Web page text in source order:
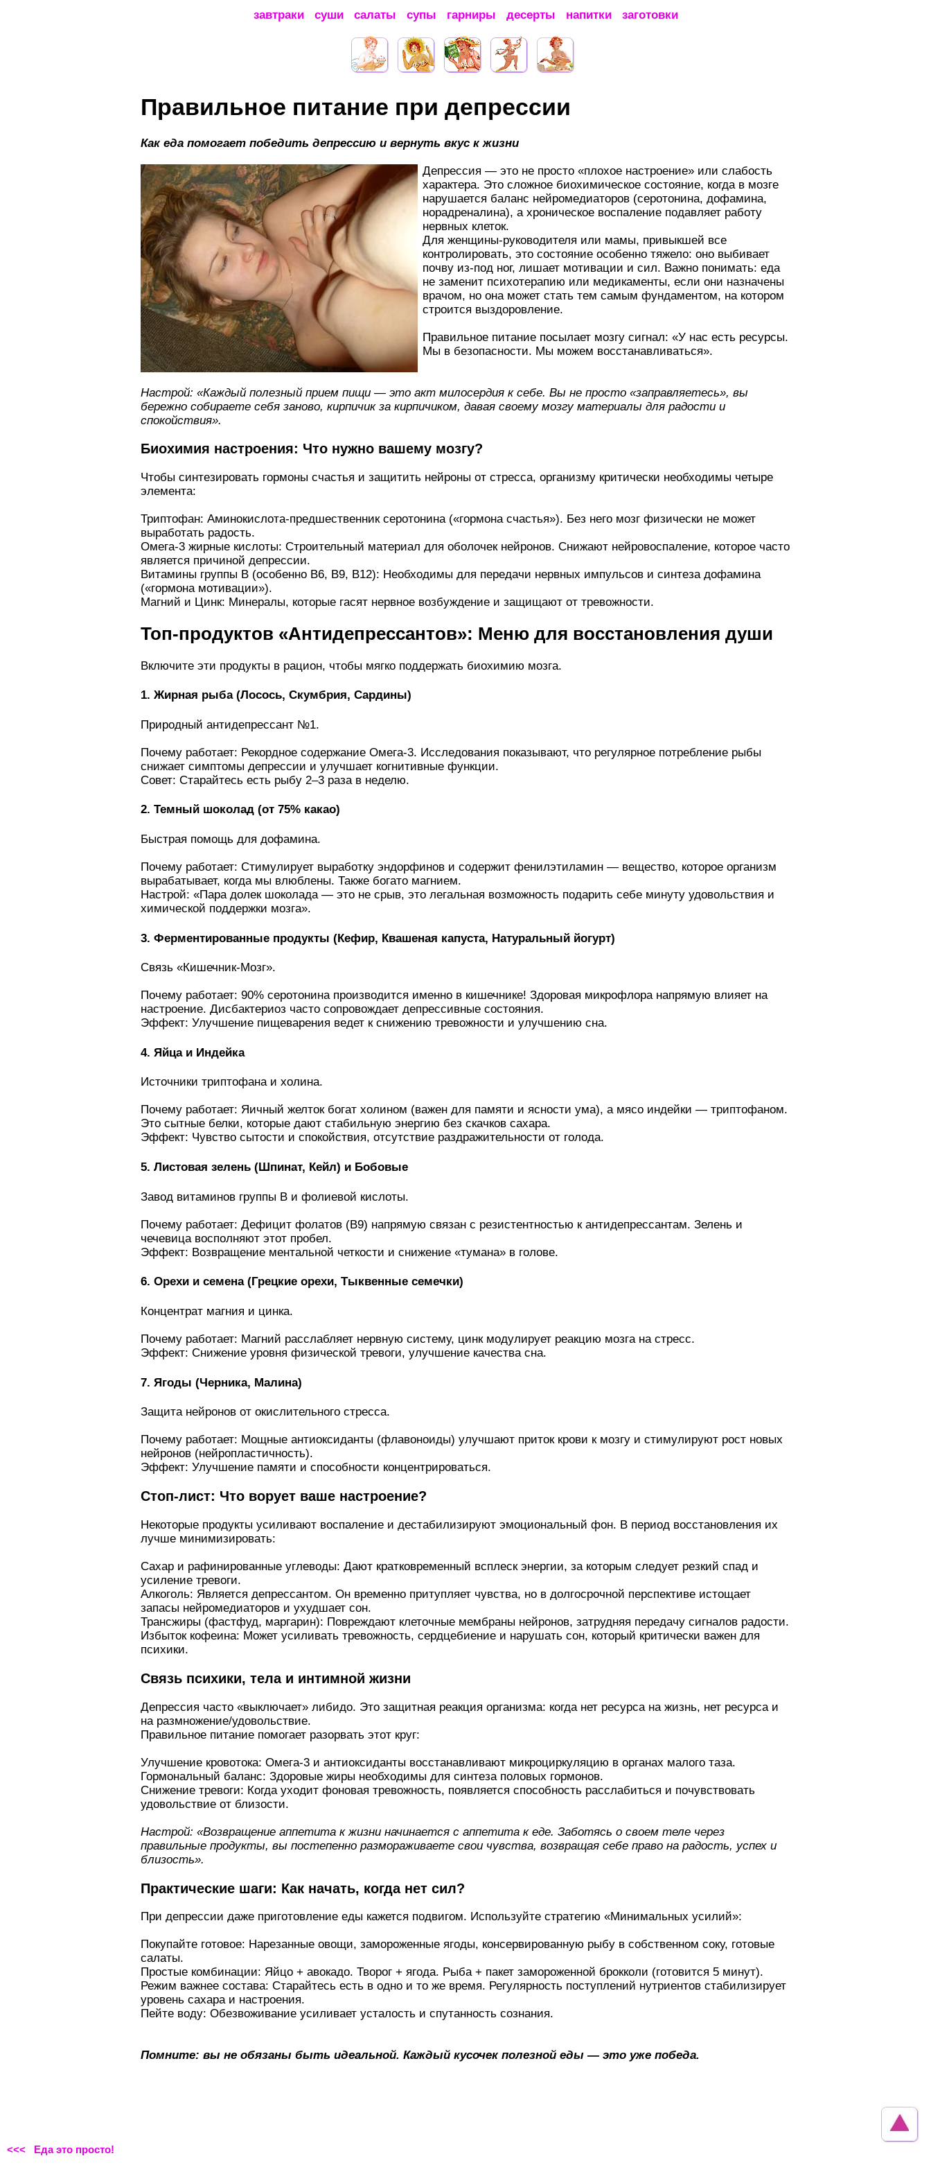
завтраки суши салаты супы гарниры десерты напитки заготовки
Правильное питание при депрессии
Как еда помогает победить депрессию и вернуть вкус к жизни
Депрессия — это не просто «плохое настроение» или слабость
характера. Это сложное биохимическое состояние, когда в мозге
нарушается баланс нейромедиаторов (серотонина, дофамина,
норадреналина), а хроническое воспаление подавляет работу
нервных клеток.
Для женщины-руководителя или мамы, привыкшей все
контролировать, это состояние особенно тяжело: оно выбивает
почву из-под ног, лишает мотивации и сил. Важно понимать: еда
не заменит психотерапию или медикаменты, если они назначены
врачом, но она может стать тем самым фундаментом, на котором
строится выздоровление.
Правильное питание посылает мозгу сигнал: «У нас есть ресурсы.
Мы в безопасности. Мы можем восстанавливаться».
Настрой: «Каждый полезный прием пищи — это акт милосердия к себе. Вы не просто «заправляетесь», вы
бережно собираете себя заново, кирпичик за кирпичиком, давая своему мозгу материалы для радости и
спокойствия».
Биохимия настроения: Что нужно вашему мозгу?
Чтобы синтезировать гормоны счастья и защитить нейроны от стресса, организму критически необходимы четыре
элемента:
Триптофан: Аминокислота-предшественник серотонина («гормона счастья»). Без него мозг физически не может
выработать радость.
Омега-3 жирные кислоты: Строительный материал для оболочек нейронов. Снижают нейровоспаление, которое часто
является причиной депрессии.
Витамины группы B (особенно B6, B9, B12): Необходимы для передачи нервных импульсов и синтеза дофамина
(«гормона мотивации»).
Магний и Цинк: Минералы, которые гасят нервное возбуждение и защищают от тревожности.
Топ-продуктов «Антидепрессантов»: Меню для восстановления души
Включите эти продукты в рацион, чтобы мягко поддержать биохимию мозга.
1. Жирная рыба (Лосось, Скумбрия, Сардины)
Природный антидепрессант №1.
Почему работает: Рекордное содержание Омега-3. Исследования показывают, что регулярное потребление рыбы
снижает симптомы депрессии и улучшает когнитивные функции.
Совет: Старайтесь есть рыбу 2–3 раза в неделю.
2. Темный шоколад (от 75% какао)
Быстрая помощь для дофамина.
Почему работает: Стимулирует выработку эндорфинов и содержит фенилэтиламин — вещество, которое организм
вырабатывает, когда мы влюблены. Также богато магнием.
Настрой: «Пара долек шоколада — это не срыв, это легальная возможность подарить себе минуту удовольствия и
химической поддержки мозга».
3. Ферментированные продукты (Кефир, Квашеная капуста, Натуральный йогурт)
Связь «Кишечник-Мозг».
Почему работает: 90% серотонина производится именно в кишечнике! Здоровая микрофлора напрямую влияет на
настроение. Дисбактериоз часто сопровождает депрессивные состояния.
Эффект: Улучшение пищеварения ведет к снижению тревожности и улучшению сна.
4. Яйца и Индейка
Источники триптофана и холина.
Почему работает: Яичный желток богат холином (важен для памяти и ясности ума), а мясо индейки — триптофаном.
Это сытные белки, которые дают стабильную энергию без скачков сахара.
Эффект: Чувство сытости и спокойствия, отсутствие раздражительности от голода.
5. Листовая зелень (Шпинат, Кейл) и Бобовые
Завод витаминов группы B и фолиевой кислоты.
Почему работает: Дефицит фолатов (B9) напрямую связан с резистентностью к антидепрессантам. Зелень и
чечевица восполняют этот пробел.
Эффект: Возвращение ментальной четкости и снижение «тумана» в голове.
6. Орехи и семена (Грецкие орехи, Тыквенные семечки)
Концентрат магния и цинка.
Почему работает: Магний расслабляет нервную систему, цинк модулирует реакцию мозга на стресс.
Эффект: Снижение уровня физической тревоги, улучшение качества сна.
7. Ягоды (Черника, Малина)
Защита нейронов от окислительного стресса.
Почему работает: Мощные антиоксиданты (флавоноиды) улучшают приток крови к мозгу и стимулируют рост новых
нейронов (нейропластичность).
Эффект: Улучшение памяти и способности концентрироваться.
Стоп-лист: Что ворует ваше настроение?
Некоторые продукты усиливают воспаление и дестабилизируют эмоциональный фон. В период восстановления их
лучше минимизировать:
Сахар и рафинированные углеводы: Дают кратковременный всплеск энергии, за которым следует резкий спад и
усиление тревоги.
Алкоголь: Является депрессантом. Он временно притупляет чувства, но в долгосрочной перспективе истощает
запасы нейромедиаторов и ухудшает сон.
Трансжиры (фастфуд, маргарин): Повреждают клеточные мембраны нейронов, затрудняя передачу сигналов радости.
Избыток кофеина: Может усиливать тревожность, сердцебиение и нарушать сон, который критически важен для
психики.
Связь психики, тела и интимной жизни
Депрессия часто «выключает» либидо. Это защитная реакция организма: когда нет ресурса на жизнь, нет ресурса и
на размножение/удовольствие.
Правильное питание помогает разорвать этот круг:
Улучшение кровотока: Омега-3 и антиоксиданты восстанавливают микроциркуляцию в органах малого таза.
Гормональный баланс: Здоровые жиры необходимы для синтеза половых гормонов.
Снижение тревоги: Когда уходит фоновая тревожность, появляется способность расслабиться и почувствовать
удовольствие от близости.
Настрой: «Возвращение аппетита к жизни начинается с аппетита к еде. Заботясь о своем теле через
правильные продукты, вы постепенно размораживаете свои чувства, возвращая себе право на радость, успех и
близость».
Практические шаги: Как начать, когда нет сил?
При депрессии даже приготовление еды кажется подвигом. Используйте стратегию «Минимальных усилий»:
Покупайте готовое: Нарезанные овощи, замороженные ягоды, консервированную рыбу в собственном соку, готовые
салаты.
Простые комбинации: Яйцо + авокадо. Творог + ягода. Рыба + пакет замороженной брокколи (готовится 5 минут).
Режим важнее состава: Старайтесь есть в одно и то же время. Регулярность поступлений нутриентов стабилизирует
уровень сахара и настроения.
Пейте воду: Обезвоживание усиливает усталость и спутанность сознания.
Помните: вы не обязаны быть идеальной. Каждый кусочек полезной еды — это уже победа.
<<< Еда это просто!